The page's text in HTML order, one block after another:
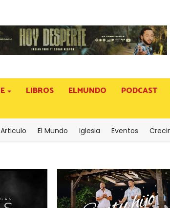
LIBROS ELMUNDO PODCAST
Articulo El Mundo Iglesia Eventos